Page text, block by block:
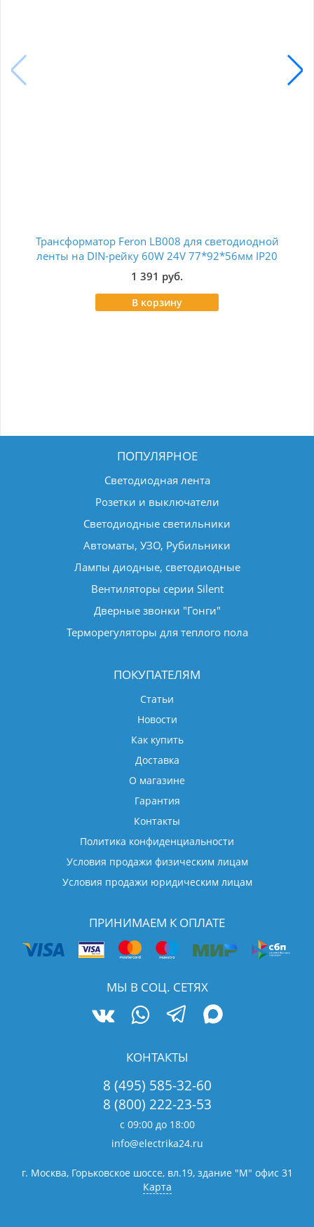
Трансформатор Feron LB008 для светодиодной
ленты на DIN-рейку 60W 24V 77*92*56мм IP20
52133
1 391 руб.
В корзину
ПОПУЛЯРНОЕ
Светодиодная лента
Розетки и выключатели
Светодиодные светильники
Автоматы, УЗО, Рубильники
Лампы диодные, светодиодные
Вентиляторы серии Silent
Дверные звонки "Гонги"
Терморегуляторы для теплого пола
ПОКУПАТЕЛЯМ
Статьи
Новости
Как купить
Доставка
О магазине
Гарантия
Контакты
Политика конфиденциальности
Условия продажи физическим лицам
Условия продажи юридическим лицам
ПРИНИМАЕМ К ОПЛАТЕ
МЫ В СОЦ. СЕТЯХ
КОНТАКТЫ
8 (495) 585-32-60
8 (800) 222-23-53
с 09:00 до 18:00
info@electrika24.ru
г. Москва, Горьковское шоссе, вл.19, здание "М" офис 31
Карта